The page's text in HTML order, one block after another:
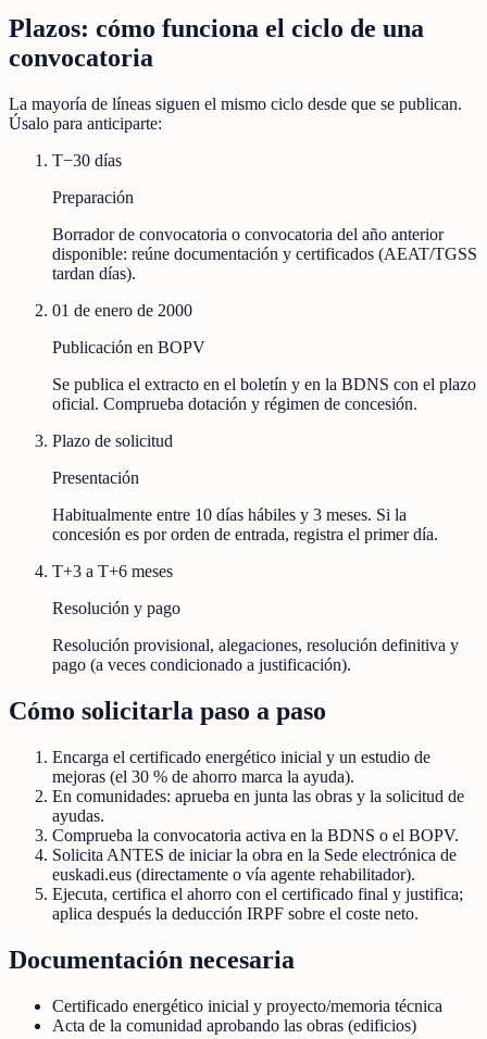
Plazos: cómo funciona el ciclo de una
convocatoria
La mayoría de líneas siguen el mismo ciclo desde que se publican.
Úsalo para anticiparte:
T−30 días
Preparación
Borrador de convocatoria o convocatoria del año anterior
disponible: reúne documentación y certificados (AEAT/TGSS
tardan días).
01 de enero de 2000
Publicación en BOPV
Se publica el extracto en el boletín y en la BDNS con el plazo
oficial. Comprueba dotación y régimen de concesión.
Plazo de solicitud
Presentación
Habitualmente entre 10 días hábiles y 3 meses. Si la
concesión es por orden de entrada, registra el primer día.
T+3 a T+6 meses
Resolución y pago
Resolución provisional, alegaciones, resolución definitiva y
pago (a veces condicionado a justificación).
Cómo solicitarla paso a paso
Encarga el certificado energético inicial y un estudio de
mejoras (el 30 % de ahorro marca la ayuda).
En comunidades: aprueba en junta las obras y la solicitud de
ayudas.
Comprueba la convocatoria activa en la BDNS o el BOPV.
Solicita ANTES de iniciar la obra en la Sede electrónica de
euskadi.eus (directamente o vía agente rehabilitador).
Ejecuta, certifica el ahorro con el certificado final y justifica;
aplica después la deducción IRPF sobre el coste neto.
Documentación necesaria
Certificado energético inicial y proyecto/memoria técnica
Acta de la comunidad aprobando las obras (edificios)